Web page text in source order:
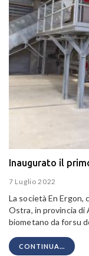
Inaugurato il
7 Luglio 2022
La società En Ergon,
Ostra, in provincia di
biometano da forsu
CONTINUA...